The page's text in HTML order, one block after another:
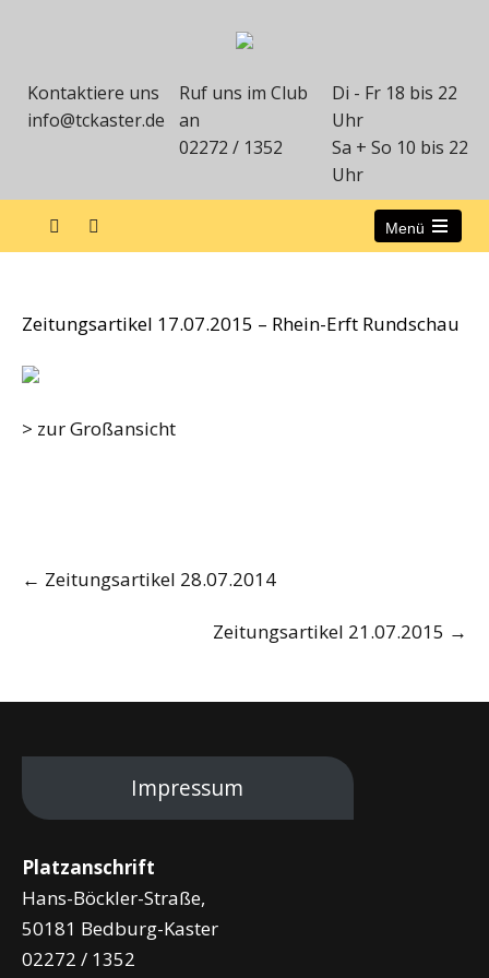
Kontaktiere uns
info@tckaster.de
Ruf uns im Club
an
02272 / 1352
Di - Fr 18 bis 22
Uhr
Sa + So 10 bis 22
Uhr
Menü
Zeitungsartikel 17.07.2015 – Rhein-Erft Rundschau
> zur Großansicht
Post
navigation
← Zeitungsartikel 28.07.2014
Zeitungsartikel 21.07.2015 →
Impressum
Platzanschrift
Hans-Böckler-Straße,
50181 Bedburg-Kaster
02272 / 1352